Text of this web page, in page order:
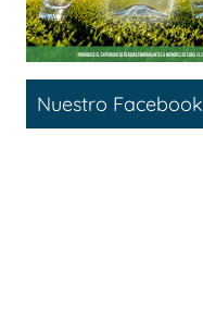
Nuestro Facebook